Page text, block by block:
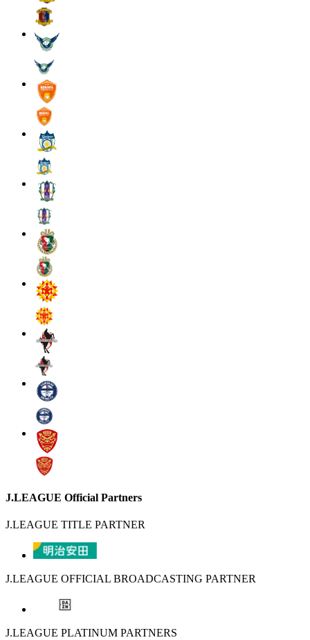
J.LEAGUE Official Partners
J.LEAGUE TITLE PARTNER
J.LEAGUE OFFICIAL BROADCASTING PARTNER
J.LEAGUE PLATINUM PARTNERS